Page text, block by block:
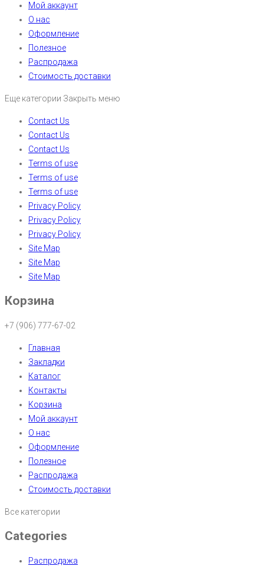
Мой аккаунт
О нас
Оформление
Полезное
Распродажа
Стоимость доставки
Еще категории Закрыть меню
Contact Us
Contact Us
Contact Us
Terms of use
Terms of use
Terms of use
Privacy Policy
Privacy Policy
Privacy Policy
Site Map
Site Map
Site Map
Корзина
+7 (906) 777-67-02
Главная
Закладки
Каталог
Контакты
Корзина
Мой аккаунт
О нас
Оформление
Полезное
Распродажа
Стоимость доставки
Все категории
Categories
Распродажа